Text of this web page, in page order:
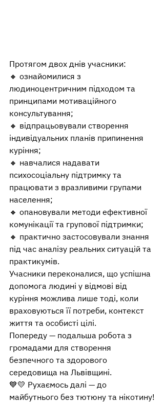
Протягом двох днів учасники:
🔸 ознайомилися з
людиноцентричним підходом та
принципами мотиваційного
консультування;
🔸 відпрацьовували створення
індивідуальних планів припинення
куріння;
🔸 навчалися надавати
психосоціальну підтримку та
працювати з вразливими групами
населення;
🔸 опановували методи ефективної
комунікації та групової підтримки;
🔸 практично застосовували знання
під час аналізу реальних ситуацій та
практикумів.
Учасники переконалися, що успішна
допомога людині у відмові від
куріння можлива лише тоді, коли
враховуються її потреби, контекст
життя та особисті цілі.
Попереду — подальша робота з
громадами для створення
безпечного та здорового
середовища на Львівщині.
💙💛 Рухаємось далі — до
майбутнього без тютюну та нікотину!